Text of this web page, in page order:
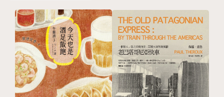
畢業於香港中文大學藝術系，專攻中國傳統繪畫，曾任
香港藝術館助理館長，致力於藝術與文化之推廣與交
流；因自少鍾情武俠小說，適逢武俠雜誌徵稿活動，提
筆寫成初作《破碎虛空》，獲得廣大迴響，更促成他心
向創作之路，遂於1989年辭去優渥工作，隱居離島專
致寫作。
第十四章 隔牆有耳
第十五章 真情流露
第十六章 蓄意玩火
第十七章 愛情預習
第十八章 有緣相會
第十九章 當街獻禮
第二十章 踏茄踏蟆